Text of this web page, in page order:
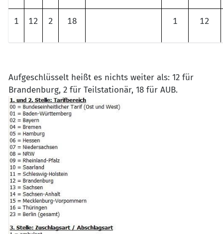
1 12 2 18 1 12
Aufgeschlüsselt heißt es nichts weiter als: 12 für
Brandenburg, 2 für Teilstationär, 18 für AUB.